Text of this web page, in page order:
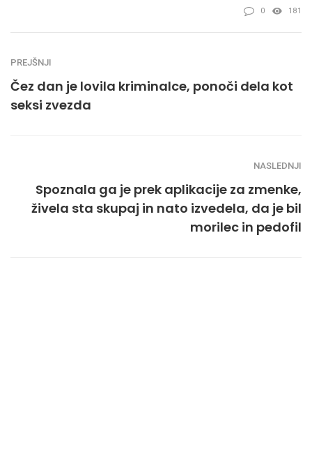
0 181
PREJŠNJI
Čez dan je lovila kriminalce, ponoči dela kot
seksi zvezda
NASLEDNJI
Spoznala ga je prek aplikacije za zmenke,
živela sta skupaj in nato izvedela, da je bil
morilec in pedofil